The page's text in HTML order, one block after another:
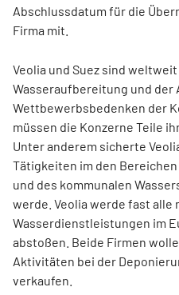
Abschlussdatum für die
Firma mit.
Veolia und Suez sind
Wasseraufbereitung und der
Wettbewerbsbedenken der
müssen die Konzerne Teile
Unter anderem sicherte
Tätigkeiten im den
und des kommunalen
werde. Veolia werde fast alle
Wasserdienstleistungen im
abstoßen. Beide Firmen
Aktivitäten bei der
verkaufen.